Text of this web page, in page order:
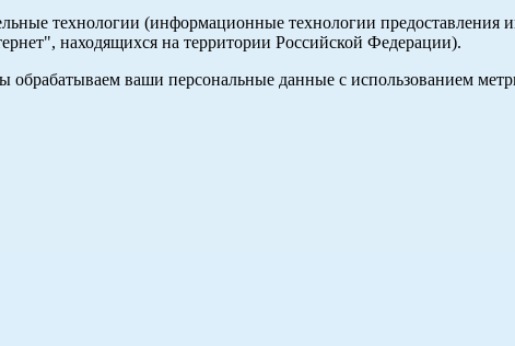
технологии (информационные технологии предоставления
находящихся на территории Российской Федерации).
обрабатываем ваши персональные данные с использованием